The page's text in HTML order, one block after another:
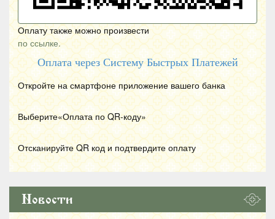
Оплату также можно произвести
по ссылке.
Оплата через Систему Быстрых Платежей
Откройте на смартфоне приложение вашего банка
Выберите«Оплата по QR-коду»
Отсканируйте QR код и подтвердите оплату
Новости